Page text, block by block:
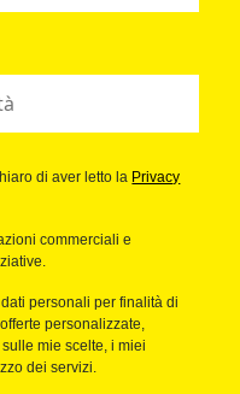
di aver letto la Privacy
commerciali e
personali per finalità di
personalizzate,
mie scelte, i miei
dei servizi.